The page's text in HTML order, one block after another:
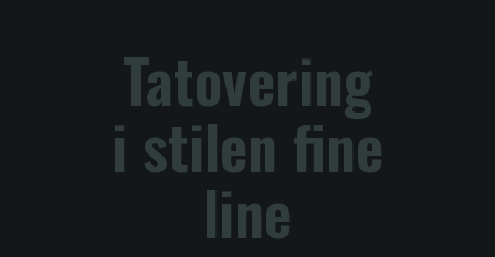
Tatovering
i stilen fine
line